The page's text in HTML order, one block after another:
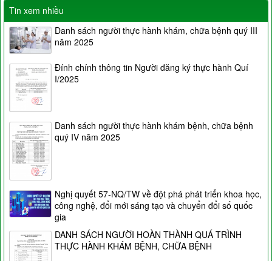
Tin xem nhiều
Danh sách người thực hành khám, chữa bệnh quý III
năm 2025
Đính chính thông tin Người đăng ký thực hành Quí
I/2025
Danh sách người thực hành khám bệnh, chữa bệnh
quý IV năm 2025
Nghị quyết 57-NQ/TW về đột phá phát triển khoa học,
công nghệ, đổi mới sáng tạo và chuyển đổi số quốc
gia
DANH SÁCH NGƯỜI HOÀN THÀNH QUÁ TRÌNH
THỰC HÀNH KHÁM BỆNH, CHỮA BỆNH